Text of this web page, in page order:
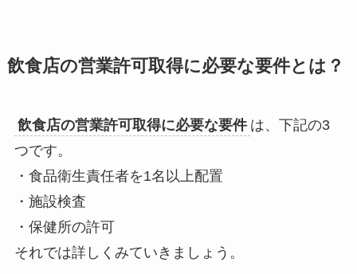
飲食店の営業許可取得に必要な要件とは？
飲食店の営業許可取得に必要な要件 は、下記の3
つです。
・食品衛生責任者を1名以上配置
・施設検査
・保健所の許可
それでは詳しくみていきましょう。